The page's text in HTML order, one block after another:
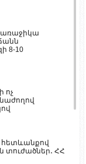
առաջիկա
8-10
ոչ
հետևանքով
տուժածներ․ ՀՀ